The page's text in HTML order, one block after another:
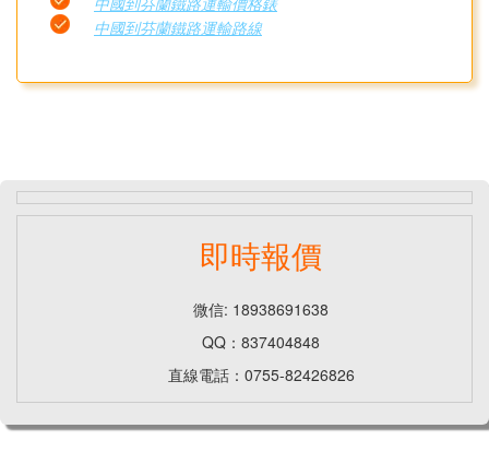
中國到芬蘭鐵路運輸路線
即時報價
微信: 18938691638
QQ：837404848
直線電話：0755-82426826